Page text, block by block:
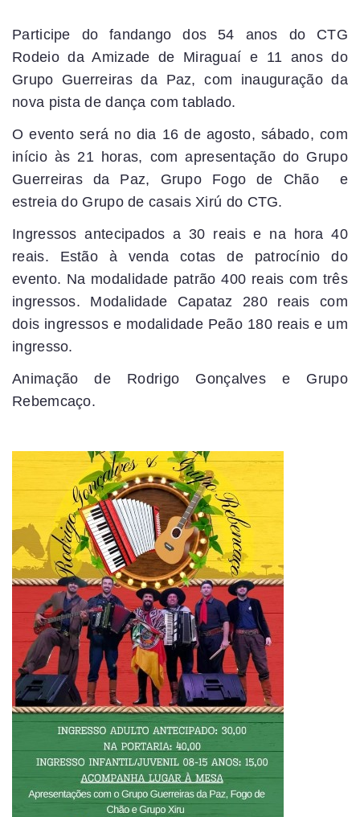
Participe do fandango dos 54 anos do CTG
Rodeio da Amizade de Miraguaí e 11 anos do
Grupo Guerreiras da Paz, com inauguração da
nova pista de dança com tablado.
O evento será no dia 16 de agosto, sábado, com
início às 21 horas, com apresentação do Grupo
Guerreiras da Paz, Grupo Fogo de Chão e
estreia do Grupo de casais Xirú do CTG.
Ingressos antecipados a 30 reais e na hora 40
reais. Estão à venda cotas de patrocínio do
evento. Na modalidade patrão 400 reais com três
ingressos. Modalidade Capataz 280 reais com
dois ingressos e modalidade Peão 180 reais e um
ingresso.
Animação de Rodrigo Gonçalves e Grupo
Rebemcaço.